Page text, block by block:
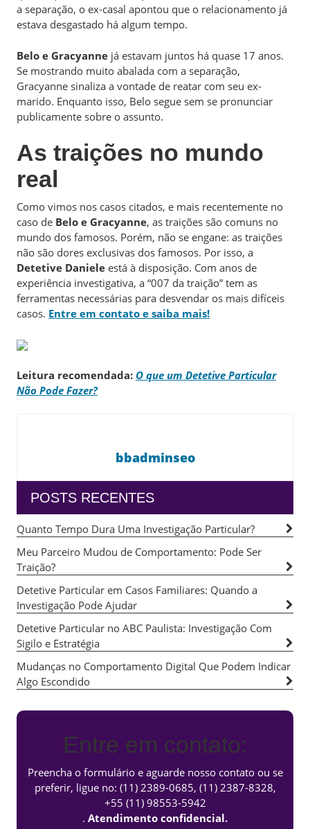
a separação, o ex-casal apontou que o relacionamento já
estava desgastado há algum tempo.
Belo e Gracyanne já estavam juntos há quase 17 anos.
Se mostrando muito abalada com a separação,
Gracyanne sinaliza a vontade de reatar com seu ex-
marido. Enquanto isso, Belo segue sem se pronunciar
publicamente sobre o assunto.
As traições no mundo
real
Como vimos nos casos citados, e mais recentemente no
caso de Belo e Gracyanne, as traições são comuns no
mundo dos famosos. Porém, não se engane: as traições
não são dores exclusivas dos famosos. Por isso, a
Detetive Daniele está à disposição. Com anos de
experiência investigativa, a “007 da traição” tem as
ferramentas necessárias para desvendar os mais difíceis
casos. Entre em contato e saiba mais!
Leitura recomendada: O que um Detetive Particular
Não Pode Fazer?
bbadminseo
POSTS RECENTES
Quanto Tempo Dura Uma Investigação Particular?
Meu Parceiro Mudou de Comportamento: Pode Ser
Traição?
Detetive Particular em Casos Familiares: Quando a
Investigação Pode Ajudar
Detetive Particular no ABC Paulista: Investigação Com
Sigilo e Estratégia
Mudanças no Comportamento Digital Que Podem Indicar
Algo Escondido
Entre em contato:
Preencha o formulário e aguarde nosso contato ou se
preferir, ligue no: (11) 2389-0685, (11) 2387-8328,
+55 (11) 98553-5942
. Atendimento confidencial.